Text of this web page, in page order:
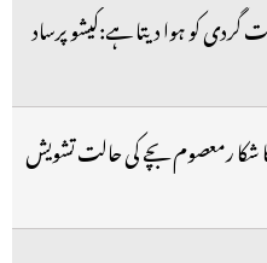
کو ہوا دیتا ہے:کیشو پرساد
شکا رمعصوم بچے کی حالت تشویش